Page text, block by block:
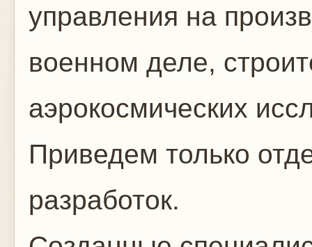
управления на
военном деле,
аэрокосмических
Приведем только
разработок.